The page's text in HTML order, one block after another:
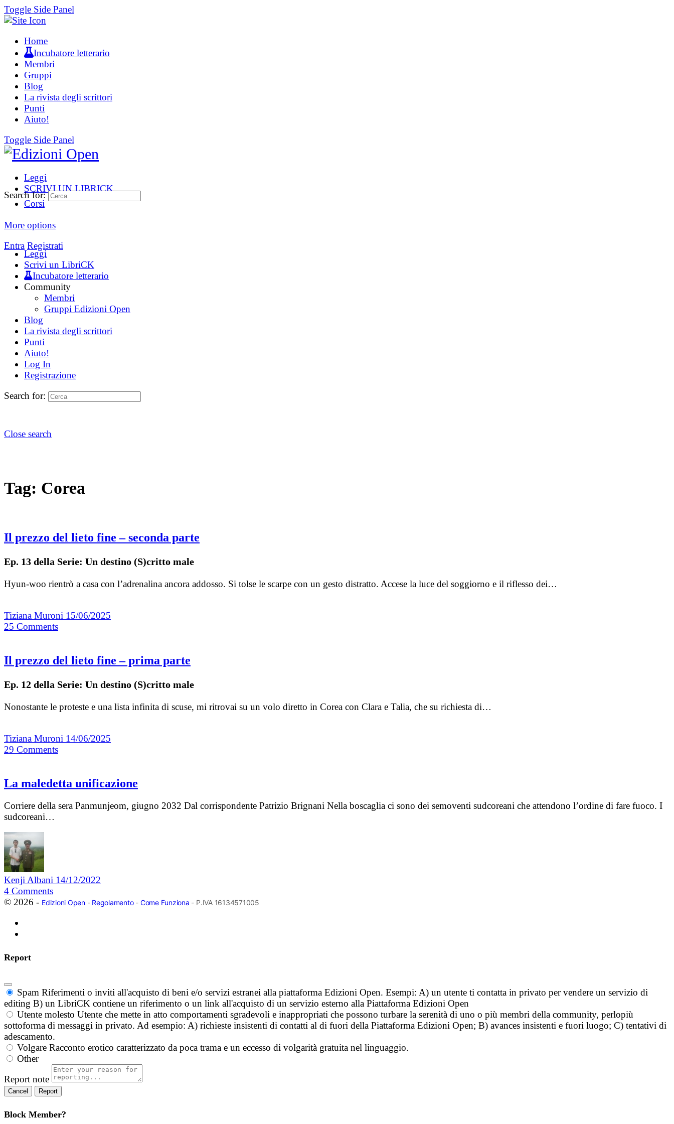
Toggle Side Panel
Home
Incubatore letterario
Membri
Gruppi
Blog
La rivista degli scrittori
Punti
Aiuto!
Toggle Side Panel
Leggi
SCRIVI UN LIBRICK
Corsi
More options
Entra Registrati
Search for:
Leggi
Scrivi un LibriCK
Incubatore letterario
Community
Membri
Gruppi Edizioni Open
Blog
La rivista degli scrittori
Punti
Aiuto!
Log In
Registrazione
Search for:
Close search
Tag: Corea
Il prezzo del lieto fine – seconda parte
Ep. 13 della Serie: Un destino (S)critto male
Hyun-woo rientrò a casa con l’adrenalina ancora addosso. Si tolse le scarpe con un gesto distratto. Accese la luce del soggiorno e il riflesso dei…
Tiziana Muroni 15/06/2025
25 Comments
Il prezzo del lieto fine – prima parte
Ep. 12 della Serie: Un destino (S)critto male
Nonostante le proteste e una lista infinita di scuse, mi ritrovai su un volo diretto in Corea con Clara e Talia, che su richiesta di…
Tiziana Muroni 14/06/2025
29 Comments
La maledetta unificazione
Corriere della sera Panmunjeom, giugno 2032 Dal corrispondente Patrizio Brignani Nella boscaglia ci sono dei semoventi sudcoreani che attendono l’ordine di fare fuoco. I
sudcoreani…
Kenji Albani 14/12/2022
4 Comments
© 2026 - Edizioni Open- Regolamento- Come Funziona - P.IVA 16134571005
Report
Spam Riferimenti o inviti all'acquisto di beni e/o servizi estranei alla piattaforma Edizioni Open. Esempi: A) un utente ti contatta in privato per vendere un servizio di
editing B) un LibriCK contiene un riferimento o un link all'acquisto di un servizio esterno alla Piattaforma Edizioni Open
Utente molesto Utente che mette in atto comportamenti sgradevoli e inappropriati che possono turbare la serenità di uno o più membri della community, perlopiù
sottoforma di messaggi in privato. Ad esempio: A) richieste insistenti di contatti al di fuori della Piattaforma Edizioni Open; B) avances insistenti e fuori luogo; C) tentativi di
adescamento.
Volgare Racconto erotico caratterizzato da poca trama e un eccesso di volgarità gratuita nel linguaggio.
Other
Report note
Report
Block Member?